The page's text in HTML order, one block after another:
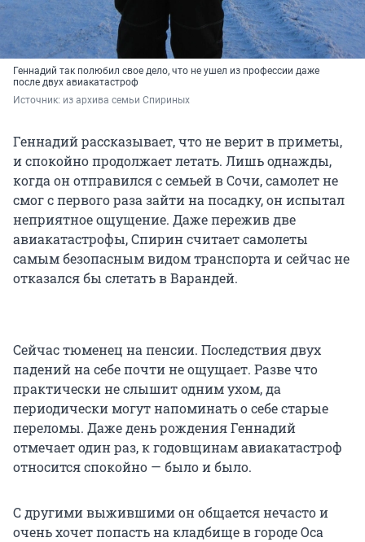
Геннадий так полюбил свое дело, что не ушел из профессии даже
после двух авиакатастроф
Источник: из архива семьи Спириных
Геннадий рассказывает, что не верит в приметы,
и спокойно продолжает летать. Лишь однажды,
когда он отправился с семьей в Сочи, самолет не
смог с первого раза зайти на посадку, он испытал
неприятное ощущение. Даже пережив две
авиакатастрофы, Спирин считает самолеты
самым безопасным видом транспорта и сейчас не
отказался бы слетать в Варандей.
Сейчас тюменец на пенсии. Последствия двух
падений на себе почти не ощущает. Разве что
практически не слышит одним ухом, да
периодически могут напоминать о себе старые
переломы. Даже день рождения Геннадий
отмечает один раз, к годовщинам авиакатастроф
относится спокойно — было и было.
С другими выжившими он общается нечасто и
очень хочет попасть на кладбище в городе Оса